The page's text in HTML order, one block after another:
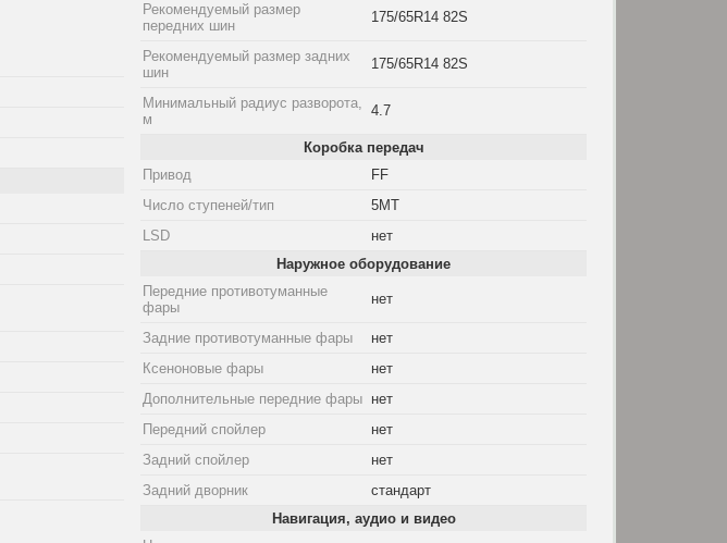
Рекомендуемый размер
передних шин
175/65R14 82S
Рекомендуемый размер задних
шин
175/65R14 82S
Минимальный радиус разворота,
м
4.7
Коробка передач
Привод
FF
Число ступеней/тип
5MT
LSD
нет
Наружное оборудование
Передние противотуманные
фары
нет
Задние противотуманные фары
нет
Ксеноновые фары
нет
Дополнительные передние фары нет
Передний спойлер
нет
Задний спойлер
нет
Задний дворник
стандарт
Навигация, аудио и видео